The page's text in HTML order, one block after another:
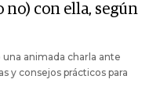
con ella, según
animada charla ante
y consejos prácticos para